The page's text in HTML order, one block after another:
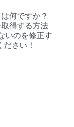
何ですか？
得する方法
いのを修正す
さい！